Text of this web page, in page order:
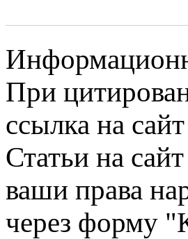
При
ссылка на
Статьи на
ваши права
через форму